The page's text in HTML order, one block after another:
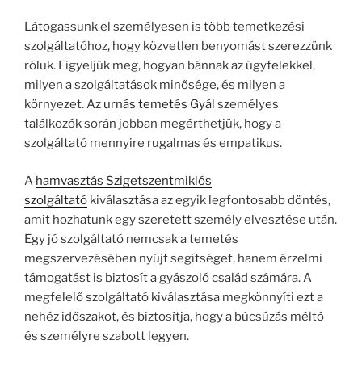
Látogassunk el személyesen is több temetkezési
szolgáltatóhoz, hogy közvetlen benyomást szerezzünk
róluk. Figyeljük meg, hogyan bánnak az ügyfelekkel,
milyen a szolgáltatások minősége, és milyen a
környezet. Az urnás temetés Gyál személyes
találkozók során jobban megérthetjük, hogy a
szolgáltató mennyire rugalmas és empatikus.
A hamvasztás Szigetszentmiklós
szolgáltató kiválasztása az egyik legfontosabb döntés,
amit hozhatunk egy szeretett személy elvesztése után.
Egy jó szolgáltató nemcsak a temetés
megszervezésében nyújt segítséget, hanem érzelmi
támogatást is biztosít a gyászoló család számára. A
megfelelő szolgáltató kiválasztása megkönnyíti ezt a
nehéz időszakot, és biztosítja, hogy a búcsúzás méltó
és személyre szabott legyen.